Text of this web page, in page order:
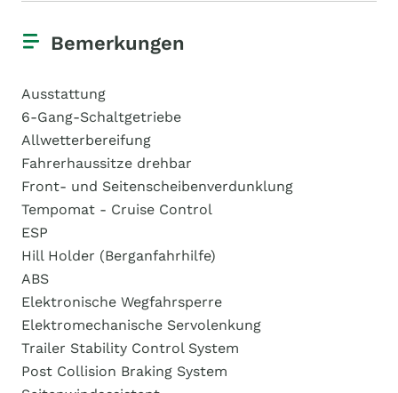
Bemerkungen
Ausstattung
6-Gang-Schaltgetriebe
Allwetterbereifung
Fahrerhaussitze drehbar
Front- und Seitenscheibenverdunklung
Tempomat - Cruise Control
ESP
Hill Holder (Berganfahrhilfe)
ABS
Elektronische Wegfahrsperre
Elektromechanische Servolenkung
Trailer Stability Control System
Post Collision Braking System